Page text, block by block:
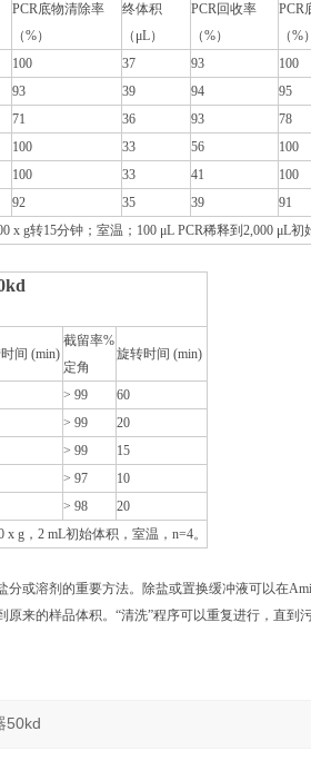
PCR底物清除率
（%）
终体积
（μL）
PCR回收率
（%）
PCR
（%）
100 37 93 100
93 39 94 95
71 36 93 78
100 33 56 100
100 33 41 100
92 35 39 91
g转15分钟；室温；100 μL PCR稀释到2,000 μL初
间 (min)
截留率%
定角
旋转时间 (min)
> 99
60
> 99
20
> 99
15
> 97
10
> 98
20
g，2 mL初始体积，室温，n=4。
或溶剂的重要方法。除盐或置换缓冲液可以在
来的样品体积。“清洗”程序可以重复进行，直到